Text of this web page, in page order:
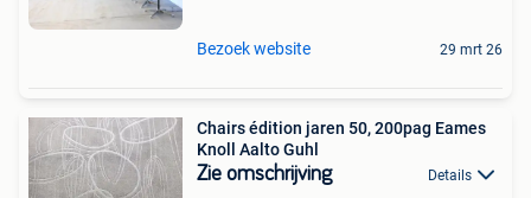
Bezoek website 29 mrt 26
Chairs édition jaren 50, 200pag Eames
Knoll Aalto Guhl
Zie omschrijving Details